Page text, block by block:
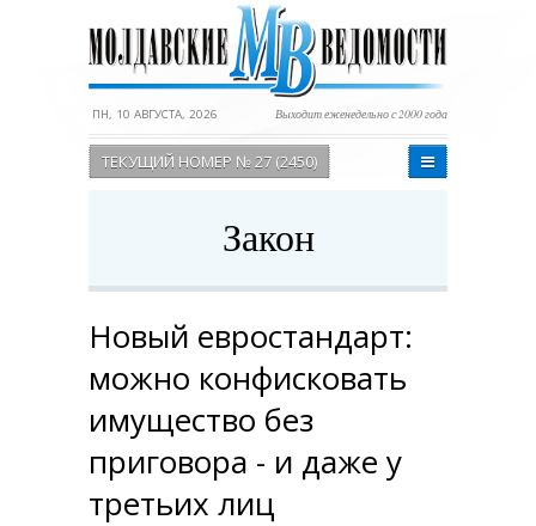
ПН, 10 АВГУСТА, 2026 Выходит еженедельно с 2000 года
ТЕКУЩИЙ НОМЕР № 27 (2450)
Закон
Новый евростандарт:
можно конфисковать
имущество без
приговора - и даже у
третьих лиц